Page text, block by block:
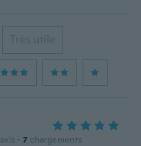
Très utile
avis · 7 chargements